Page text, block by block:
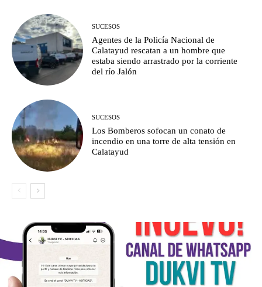
SUCESOS
Agentes de la Policía Nacional de
Calatayud rescatan a un hombre que
estaba siendo arrastrado por la corriente
del río Jalón
SUCESOS
Los Bomberos sofocan un conato de
incendio en una torre de alta tensión en
Calatayud